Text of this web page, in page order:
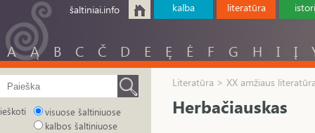
šaltiniai.info kalba literatūra
A Ą B C Č D E Ę Ė F G H I Į
ieškoti
visuose šaltiniuose
kalbos šaltiniuose
Literatūra > XX amžiaus
Herbačiauskas